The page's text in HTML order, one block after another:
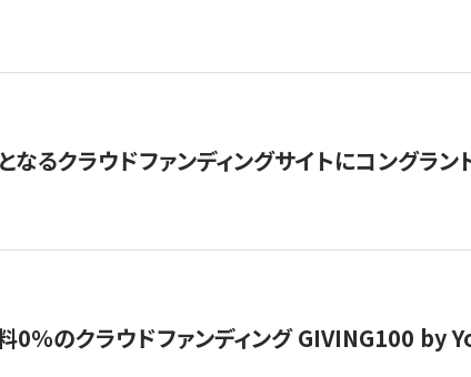
るクラウドファンディングサイトにコングラン
％のクラウドファンディング GIVING100 by